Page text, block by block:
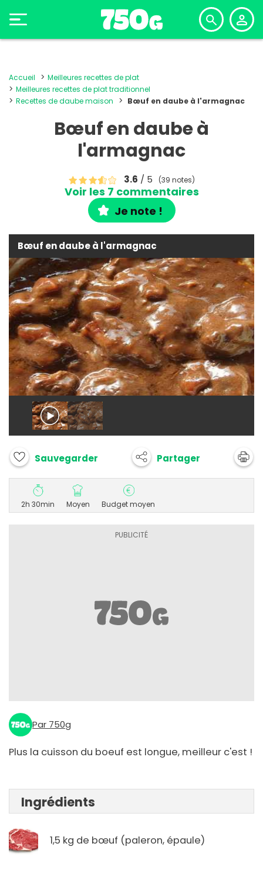
Accueil
Meilleures recettes de plat
Meilleures recettes de plat traditionnel
Recettes de daube maison
Bœuf en daube à l'armagnac
Bœuf en daube à
l'armagnac
3.6 / 5 (39 notes)
Voir les 7 commentaires
Je note !
Bœuf en daube à l'armagnac
Sauvegarder Partager
2h 30min Moyen Budget moyen
Par 750g
Plus la cuisson du boeuf est longue, meilleur c'est !
Ingrédients
1,5 kg de bœuf (paleron, épaule)